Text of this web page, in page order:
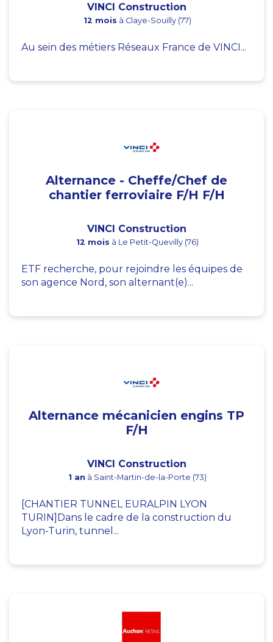
VINCI Construction
12 mois à Claye-Souilly (77)
Au sein des métiers Réseaux France de VINCI...
Alternance - Cheffe/Chef de
chantier ferroviaire F/H F/H
VINCI Construction
12 mois à Le Petit-Quevilly (76)
ETF recherche, pour rejoindre les équipes de
son agence Nord, son alternant(e)...
Alternance mécanicien engins TP
F/H
VINCI Construction
1 an à Saint-Martin-de-la-Porte (73)
[CHANTIER TUNNEL EURALPIN LYON
TURIN]Dans le cadre de la construction du
Lyon-Turin, tunnel...